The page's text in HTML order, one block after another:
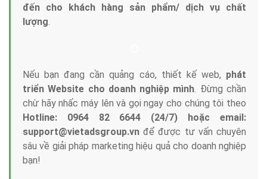
đến cho khách hàng sản phẩm/ dịch vụ chất
lượng.